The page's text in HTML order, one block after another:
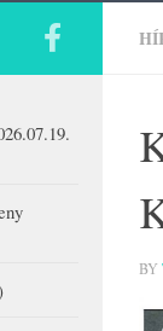
BY